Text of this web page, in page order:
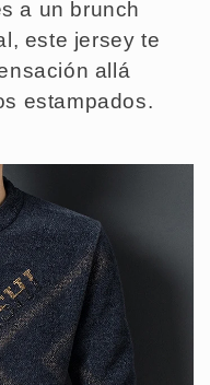
a un brunch
este jersey te
allá
estampados.